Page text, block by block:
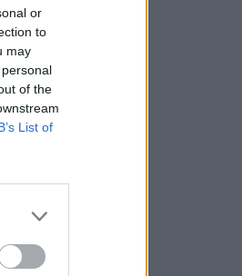
or
to
may
of the
List of